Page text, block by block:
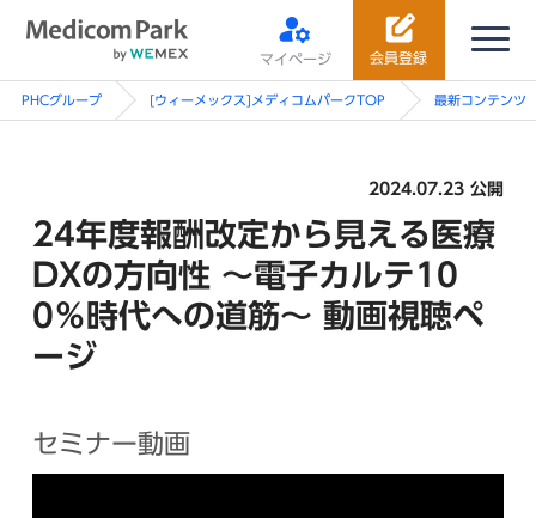
会員登録
マイページ
PHCグループ [ウィーメックス]メディコムパークTOP 最新コンテンツ
2024.07.23 公開
24年度報酬改定から見える医療
DXの方向性 ～電子カルテ10
0％時代への道筋～ 動画視聴ペ
ージ
セミナー動画